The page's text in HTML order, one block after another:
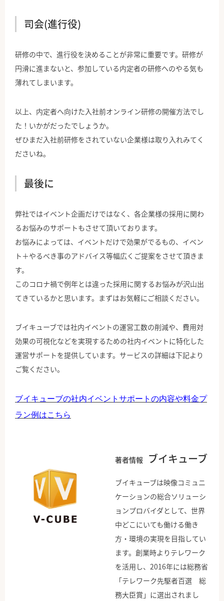
司会(進行役)
研修の中で、進行役を決めることが非常に重要です。研修が
円滑に進まないと、参加している内定者の研修へのやる気も
薄れてしまいます。
以上、内定者へ向けた入社前オンライン研修の開催方法でし
た！いかがだったでしょうか。
ぜひまだ入社前研修をされていない企業様は取り入れみてく
ださいね。
最後に
弊社ではイベント企画だけではなく、各企業様の採用に関わ
るお悩みのサポートもさせて頂いております。
お悩みによっては、イベントだけで効果がでるもの、イベン
ト＋やるべき事のアドバイス等幅広くご提案をさせて頂きま
す。
このコロナ禍で例年とは違った採用に関するお悩みが沢山出
てきているかと思います。まずはお気軽にご相談ください。
ブイキューブでは社内イベントの運営工数の削減や、費用対
効果の可視化などを実現するための社内イベントに特化した
運営サポートを提供しています。サービスの詳細は下記より
ご覧ください。
ブイキューブの社内イベントサポートの内容や料金プ
ラン例はこちら
著者情報 ブイキューブ
ブイキューブは映像コミュニ
ケーションの総合ソリューシ
ョンプロバイダとして、世界
中どこにいても働ける働き
方・環境の実現を目指してい
ます。創業時よりテレワーク
を活用し、2016年には総務省
「テレワーク先駆者百選 総
務大臣賞」に選出されまし